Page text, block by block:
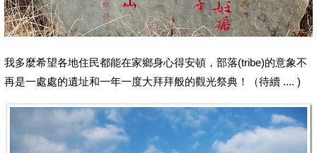
我多麼希望各地住民都能在家鄉身心得安頓，部落(tribe)的意象不
再是一處處的遺址和一年一度大拜拜般的觀光祭典！（待續 .... )